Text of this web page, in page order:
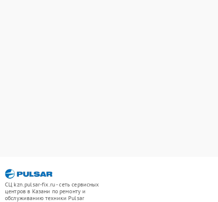
СЦ kzn.pulsar-fix.ru - сеть сервисных
центров в Казани по ремонту и
обслуживанию техники Pulsar